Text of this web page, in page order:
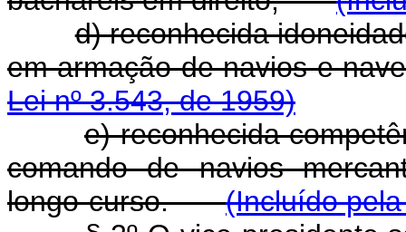
d) reconhecida
em armação de navios e
Lei nº 3.543, de 1959)
e) reconhecida
comando de navios
longo-curso.(Incluído